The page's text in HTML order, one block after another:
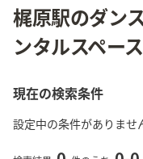
梶原駅のダン
ンタルスペー
現在の検索条件
設定中の条件がありませ